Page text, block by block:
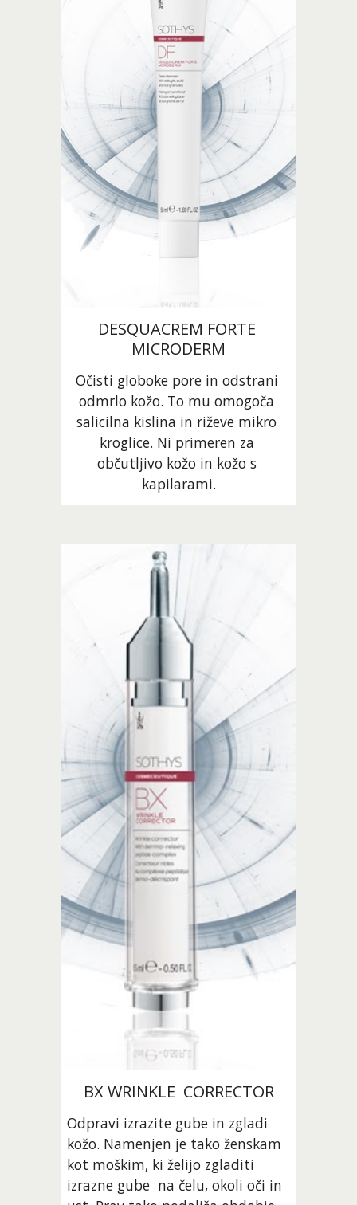
DESQUACREM FORTE
MICRODERM
Očisti globoke pore in odstrani
odmrlo kožo. To mu omogoča
salicilna kislina in riževe mikro
kroglice. Ni primeren za
občutljivo kožo in kožo s
kapilarami.
BX WRINKLE  CORRECTOR
Odpravi izrazite gube in zgladi
kožo. Namenjen je tako ženskam
kot moškim, ki želijo zgladiti
izrazne gube  na čelu, okoli oči in